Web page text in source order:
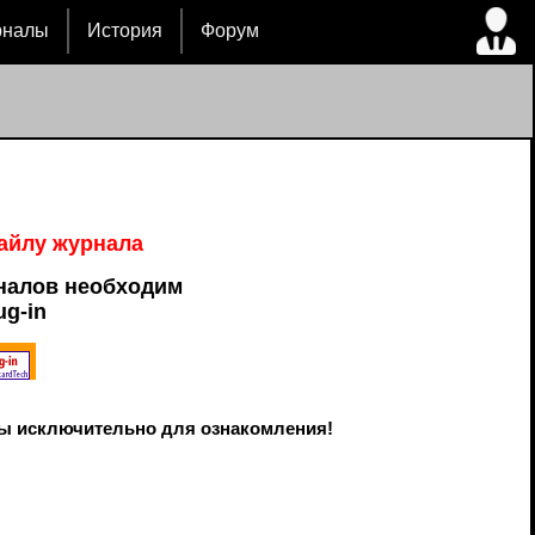
История Форум
журнала
необходим
in
исключительно для ознакомления!